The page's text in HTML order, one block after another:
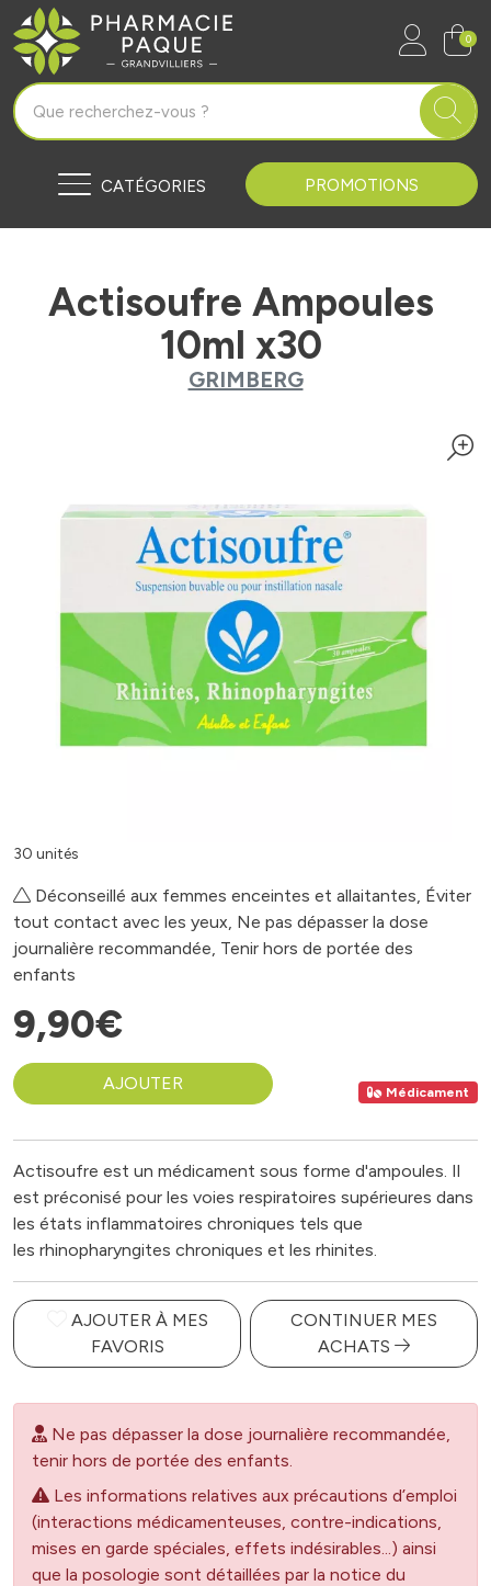
Pharmacie Paque Grandvilliers
0
CATÉGORIES PROMOTIONS
Actisoufre Ampoules
10ml x30
GRIMBERG
30 unités
Déconseillé aux femmes enceintes et allaitantes, Éviter
tout contact avec les yeux, Ne pas dépasser la dose
journalière recommandée, Tenir hors de portée des
enfants
9,90€
AJOUTER Médicament
Actisoufre est un médicament sous forme d'ampoules. Il
est préconisé pour les voies respiratoires supérieures dans
les états inflammatoires chroniques tels que
les rhinopharyngites chroniques et les rhinites.
AJOUTER À MES
FAVORIS
CONTINUER MES
ACHATS
Ne pas dépasser la dose journalière recommandée,
tenir hors de portée des enfants.
Les informations relatives aux précautions d’emploi
(interactions médicamenteuses, contre-indications,
mises en garde spéciales, effets indésirables...) ainsi
que la posologie sont détaillées par la notice du